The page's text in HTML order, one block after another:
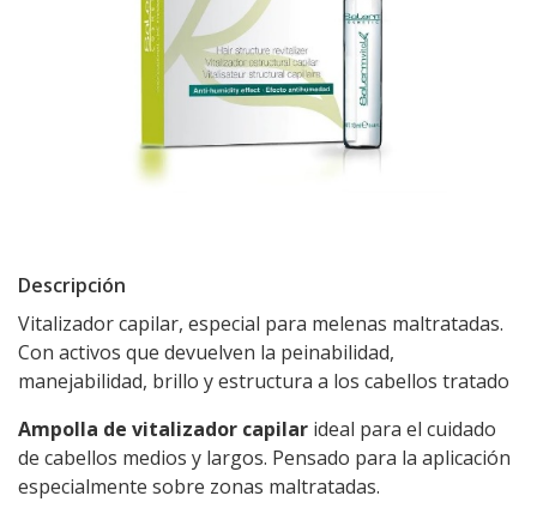
Descripción
Vitalizador capilar, especial para melenas maltratadas.
Con activos que devuelven la peinabilidad,
manejabilidad, brillo y estructura a los cabellos tratado
Ampolla de vitalizador capilar ideal para el cuidado
de cabellos medios y largos. Pensado para la aplicación
especialmente sobre zonas maltratadas.